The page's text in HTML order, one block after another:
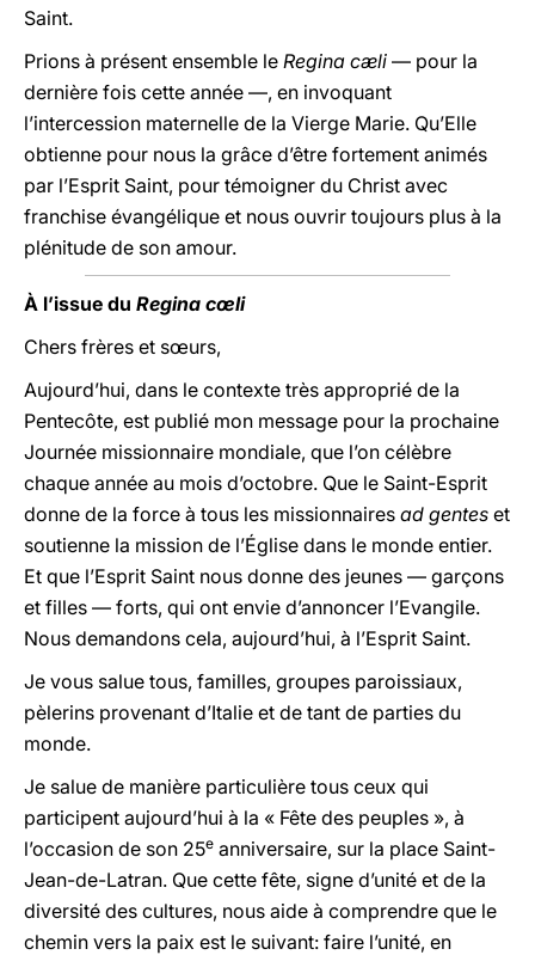
Saint.
Prions à présent ensemble le Regina cæli — pour la
dernière fois cette année —, en invoquant
l’intercession maternelle de la Vierge Marie. Qu’Elle
obtienne pour nous la grâce d’être fortement animés
par l’Esprit Saint, pour témoigner du Christ avec
franchise évangélique et nous ouvrir toujours plus à la
plénitude de son amour.
À l’issue du Regina cœli
Chers frères et sœurs,
Aujourd’hui, dans le contexte très approprié de la
Pentecôte, est publié mon message pour la prochaine
Journée missionnaire mondiale, que l’on célèbre
chaque année au mois d’octobre. Que le Saint-Esprit
donne de la force à tous les missionnaires ad gentes et
soutienne la mission de l’Église dans le monde entier.
Et que l’Esprit Saint nous donne des jeunes — garçons
et filles — forts, qui ont envie d’annoncer l’Evangile.
Nous demandons cela, aujourd’hui, à l’Esprit Saint.
Je vous salue tous, familles, groupes paroissiaux,
pèlerins provenant d’Italie et de tant de parties du
monde.
Je salue de manière particulière tous ceux qui
participent aujourd’hui à la « Fête des peuples », à
l’occasion de son 25e anniversaire, sur la place Saint-
Jean-de-Latran. Que cette fête, signe d’unité et de la
diversité des cultures, nous aide à comprendre que le
chemin vers la paix est le suivant: faire l’unité, en